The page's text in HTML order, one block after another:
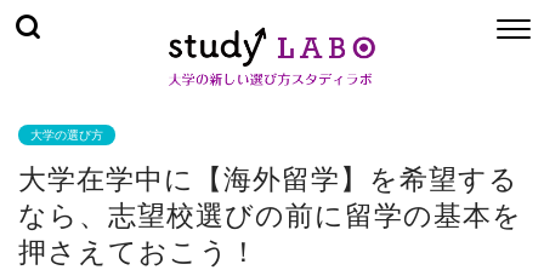
大学の選び方
大学在学中に【海外留学】を希望する
なら、志望校選びの前に留学の基本を
押さえておこう！